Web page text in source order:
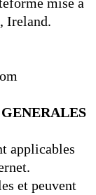
Ireland.
applicables
et peuvent